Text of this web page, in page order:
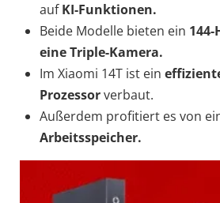
aufKI-Funktionen.
Beide Modelle bieten ein
eine Triple-Kamera.
Im Xiaomi 14T ist ein
Prozessorverbaut.
Außerdem profitiert es von
Arbeitsspeicher.